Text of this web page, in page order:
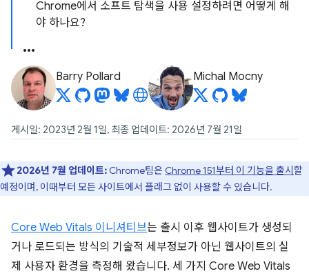
Chrome에서 소프트 탐색을 사용 설정하려면 어떻게 해
야 하나요?
Barry Pollard Michal Mocny
게시일: 2023년 2월 1일, 최종 업데이트: 2026년 7월 21일
2026년 7월 업데이트: Chrome팀은 Chrome 151부터 이 기능을 출시할
예정이며, 이때부터 모든 사이트에서 플래그 없이 사용할 수 있습니다.
Core Web Vitals 이니셔티브는 출시 이후 웹사이트가 생성되
거나 로드되는 방식의 기술적 세부정보가 아닌 웹사이트의 실
제 사용자 환경을 측정해 왔습니다. 세 가지 Core Web Vitals